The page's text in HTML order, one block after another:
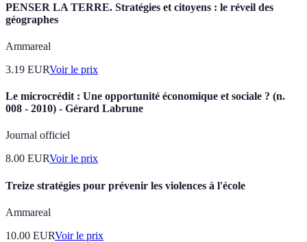
PENSER LA TERRE. Stratégies et citoyens : le réveil des
géographes
Ammareal
3.19 EURVoir le prix
Le microcrédit : Une opportunité économique et sociale ? (n.
008 - 2010) - Gérard Labrune
Journal officiel
8.00 EURVoir le prix
Treize stratégies pour prévenir les violences à l'école
Ammareal
10.00 EURVoir le prix